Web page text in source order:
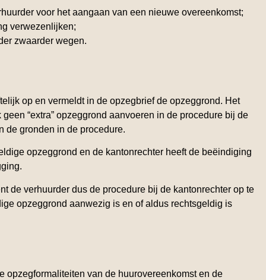
voor het aangaan van een nieuwe overeenkomst;
verwezenlijken;
zwaarder wegen.
op en vermeldt in de opzegbrief de opzeggrond. Het
“extra” opzeggrond aanvoeren in de procedure bij de
de gronden in de procedure.
opzeggrond en de kantonrechter heeft de beëindiging
de verhuurder dus de procedure bij de kantonrechter op te
opzeggrond aanwezig is en of aldus rechtsgeldig is
opzegformaliteiten van de huurovereenkomst en de